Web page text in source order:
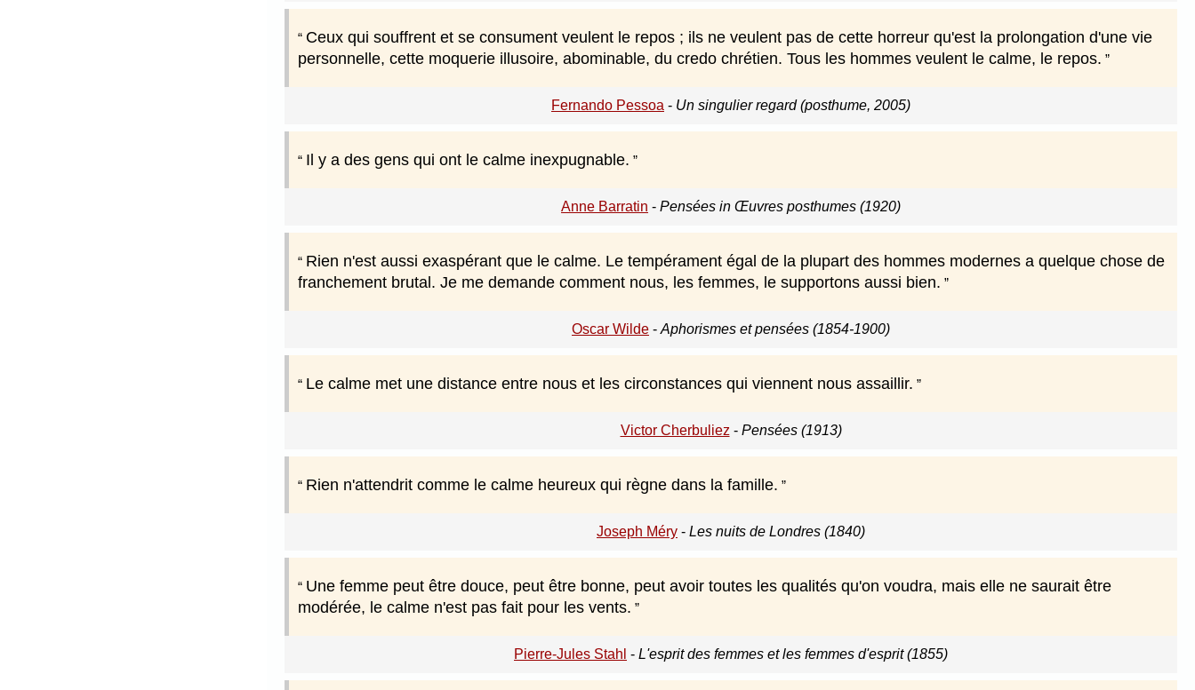
Ceux qui souffrent et se consument veulent le repos ; ils ne veulent pas de cette horreur qu'est la prolongation d'une vie
personnelle, cette moquerie illusoire, abominable, du credo chrétien. Tous les hommes veulent le calme, le repos.
Fernando Pessoa - Un singulier regard (posthume, 2005)
Il y a des gens qui ont le calme inexpugnable.
Anne Barratin - Pensées in Œuvres posthumes (1920)
Rien n'est aussi exaspérant que le calme. Le tempérament égal de la plupart des hommes modernes a quelque chose de
franchement brutal. Je me demande comment nous, les femmes, le supportons aussi bien.
Oscar Wilde - Aphorismes et pensées (1854-1900)
Le calme met une distance entre nous et les circonstances qui viennent nous assaillir.
Victor Cherbuliez - Pensées (1913)
Rien n'attendrit comme le calme heureux qui règne dans la famille.
Joseph Méry - Les nuits de Londres (1840)
Une femme peut être douce, peut être bonne, peut avoir toutes les qualités qu'on voudra, mais elle ne saurait être
modérée, le calme n'est pas fait pour les vents.
Pierre-Jules Stahl - L'esprit des femmes et les femmes d'esprit (1855)